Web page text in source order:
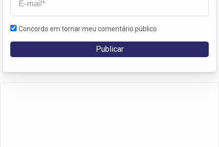
Concordo em tornar meu comentário público